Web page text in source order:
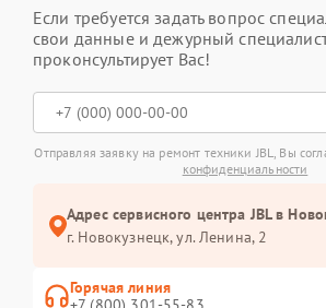
Если требуется задать вопрос
свои данные и дежурный
проконсультирует Вас!
Отправляя заявку на ремонт техники JBL, Вы
конфиденциальности
Адрес сервисного центра JBL в
г. Новокузнецк, ул. Ленина, 2
Горячая линия